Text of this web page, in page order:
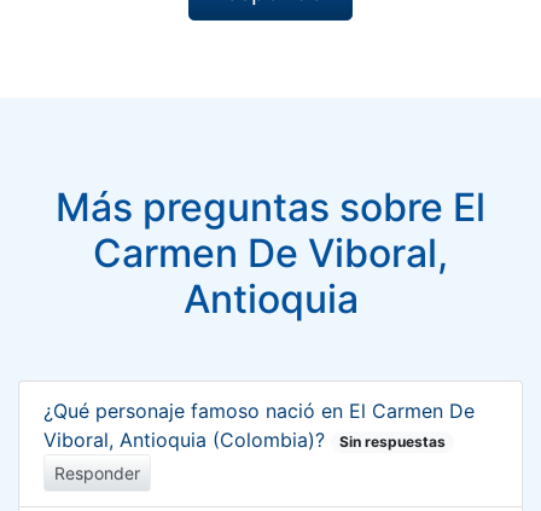
Más preguntas sobre El
Carmen De Viboral,
Antioquia
¿Qué personaje famoso nació en El Carmen De
Viboral, Antioquia (Colombia)?
Sin respuestas
Responder